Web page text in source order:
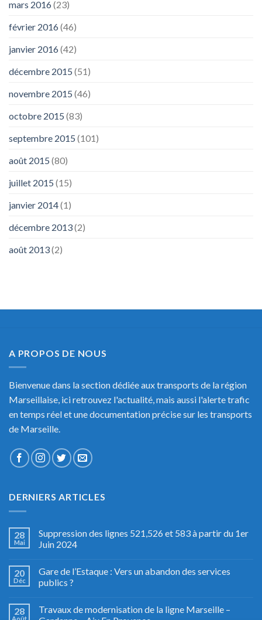
mars 2016(23)
février 2016(46)
janvier 2016(42)
décembre 2015 (51)
novembre 2015 (46)
octobre 2015 (83)
septembre 2015 (101)
août 2015 (80)
juillet 2015 (15)
janvier 2014(1)
décembre 2013(2)
août 2013(2)
A PROPOS DE NOUS
Bienvenue dans la section dédiée aux transports de la région
Marseillaise, ici retrouvez l'actualité, mais aussi l'alerte trafic
en temps réel et une documentation précise sur les transports
de Marseille.
DERNIERS ARTICLES
28
Mai
Suppression des lignes 521,526 et 583 à partir du 1er
Juin 2024
20
Déc
Gare de l’Estaque : Vers un abandon des services
publics ?
28
Août
Travaux de modernisation de la ligne Marseille –